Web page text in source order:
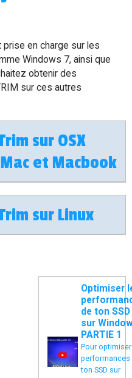
en charge sur les
Windows 7, ainsi que
obtenir des
sur ces autres
sur OSX
et Macbook
sur Linux
Optimiser
de ton SSD
sur
PARTIE 1
Pour
performances
ton SSD sur